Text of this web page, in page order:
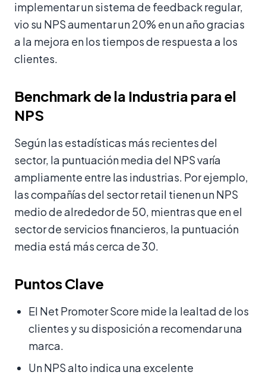
implementar un sistema de feedback regular,
vio su NPS aumentar un 20% en un año gracias
a la mejora en los tiempos de respuesta a los
clientes.
Benchmark de la Industria para el
NPS
Según las estadísticas más recientes del
sector, la puntuación media del NPS varía
ampliamente entre las industrias. Por ejemplo,
las compañías del sector retail tienen un NPS
medio de alrededor de 50, mientras que en el
sector de servicios financieros, la puntuación
media está más cerca de 30.
Puntos Clave
El Net Promoter Score mide la lealtad de los
clientes y su disposición a recomendar una
marca.
Un NPS alto indica una excelente